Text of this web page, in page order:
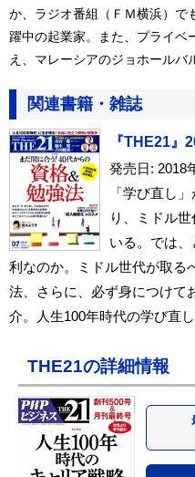
か、ラジオ番組（ＦＭ横浜）で
躍中の起業家。また、プライベ
え、マレーシアのジョホールバ
関連書籍・雑誌
『THE21』
発売日: 2018
「学び直し
り、ミドル
いる。では
利なのか。ミドル世代が取る
法、さらに、必ず身につけて
介。人生100年時代の学び直
THE21の詳細情報